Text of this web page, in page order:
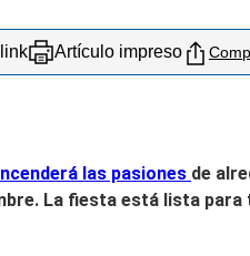
Artículo impreso
las pasiones de
La fiesta está lista